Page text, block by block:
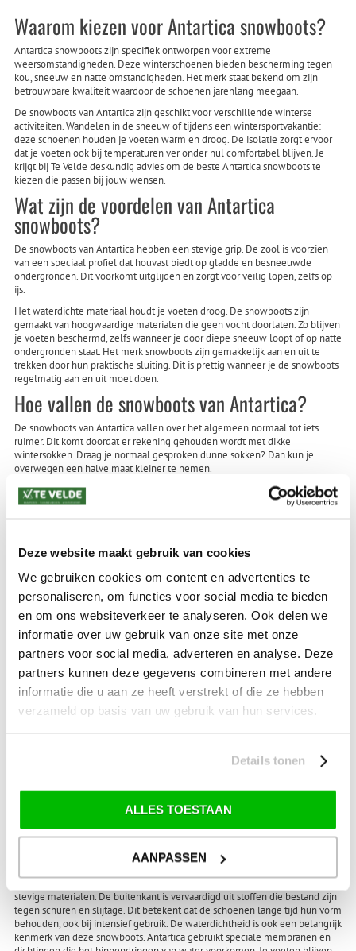
Deze website maakt gebruik van cookies
We gebruiken cookies om content en advertenties te
personaliseren, om functies voor social media te bieden
en om ons websiteverkeer te analyseren. Ook delen we
informatie over uw gebruik van onze site met onze
partners voor social media, adverteren en analyse. Deze
partners kunnen deze gegevens combineren met andere
informatie die u aan ze heeft verstrekt of die ze hebben
verzameld op basis van uw gebruik van hun services.
Details tonen
ALLES TOESTAAN
AANPASSEN
Waarom kiezen voor Antartica snowboots?
Antartica snowboots zijn specifiek ontworpen voor extreme
weersomstandigheden. Deze winterschoenen bieden bescherming tegen
kou, sneeuw en natte omstandigheden. Het merk staat bekend om zijn
betrouwbare kwaliteit waardoor de schoenen jarenlang meegaan.
De snowboots van Antartica zijn geschikt voor verschillende winterse
activiteiten. Wandelen in de sneeuw of tijdens een wintersportvakantie:
deze schoenen houden je voeten warm en droog. De isolatie zorgt ervoor
dat je voeten ook bij temperaturen ver onder nul comfortabel blijven. Je
krijgt bij Te Velde deskundig advies om de beste Antartica snowboots te
kiezen die passen bij jouw wensen.
Wat zijn de voordelen van Antartica
snowboots?
De snowboots van Antartica hebben een stevige grip. De zool is voorzien
van een speciaal profiel dat houvast biedt op gladde en besneeuwde
ondergronden. Dit voorkomt uitglijden en zorgt voor veilig lopen, zelfs op
ijs.
Het waterdichte materiaal houdt je voeten droog. De snowboots zijn
gemaakt van hoogwaardige materialen die geen vocht doorlaten. Zo blijven
je voeten beschermd, zelfs wanneer je door diepe sneeuw loopt of op natte
ondergronden staat. Het merk snowboots zijn gemakkelijk aan en uit te
trekken door hun praktische sluiting. Dit is prettig wanneer je de snowboots
regelmatig aan en uit moet doen.
Hoe vallen de snowboots van Antartica?
De snowboots van Antartica vallen over het algemeen normaal tot iets
ruimer. Dit komt doordat er rekening gehouden wordt met dikke
wintersokken. Draag je normaal gesproken dunne sokken? Dan kun je
overwegen een halve maat kleiner te nemen.
De ruimere pasvorm zorgt voor comfort en bewegingsvrijheid. Je voeten
krijgen voldoende ruimte zonder dat de schoenen te los zitten. Bij Te Velde
Hoe onderhoud ik mijn Antartica snowboots?
Je kunt je Antartica snowboots schoonmaken met een vochtige doek en
mild zeepsop. Verwijder na gebruik modder en zoutaanslag direct, zodat het
materiaal niet beschadigd raakt. Laat de schoenen op kamertemperatuur
drogen, niet op een verwarmingsbron. Dit voorkomt dat het materiaal
uitdroogt of scheurt.
Regelmatig impregneren helpt de waterdichtheid te behouden. Spray de
snowboots in met een geschikt impregneermiddel na het schoonmaken. Dit
verlengt de levensduur en houdt de schoenen langer waterdicht.
Controleer ook regelmatig de sluiting en de zool op slijtage.
Antartica snowboots voor dames en heren
Elk model is ontworpen met oog voor de pasvorm en comfort.
Je vindt bij Te Velde verschillende kleuren en uitvoeringen. Hierdoor weet
bescherming met een aantrekkelijk uiterlijk.
Kwaliteit en waterdichtheid
De kwaliteit van Antartica snowboots kenmerkt zich door het gebruik van
stevige materialen. De buitenkant is vervaardigd uit stoffen die bestand zijn
tegen schuren en slijtage. Dit betekent dat de schoenen lange tijd hun vorm
behouden, ook bij intensief gebruik. De waterdichtheid is ook een belangrijk
kenmerk van deze snowboots. Antartica gebruikt speciale membranen en